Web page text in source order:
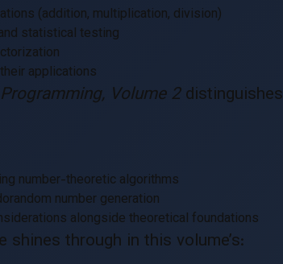
(addition, multiplication, division)
statistical testing
applications
Volume 2
number-theoretic algorithms
number generation
alongside theoretical foundations
shines through in this volume’s: